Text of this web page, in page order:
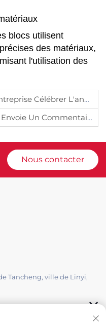
blocs utilisent
des matériaux,
l'utilisation des
L'anniversaire Des Employés
Un Commentaire
Nous contacter
Tancheng, ville de Linyi,